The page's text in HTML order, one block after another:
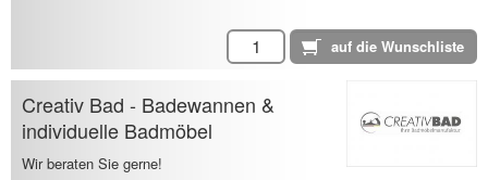
Creativ Bad - Badewannen &
individuelle Badmöbel
Wir beraten Sie gerne!